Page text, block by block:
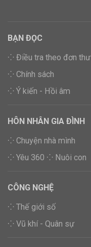
BẠN ĐỌC
⁘ Điều tra theo đơn thư
⁘ Chính sách
⁘ Ý kiến - Hồi âm
HÔN NHÂN GIA ĐÌNH
⁘ Chuyện nhà mình
⁘ Yêu 360 ⁘ Nuôi con
CÔNG NGHỆ
⁘ Thế giới số
⁘ Vũ khí - Quân sự